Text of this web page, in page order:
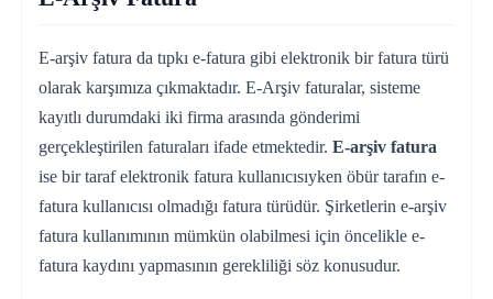
E-arşiv fatura da tıpkı e-fatura gibi elektronik bir fatura türü
olarak karşımıza çıkmaktadır. E-Arşiv faturalar, sisteme
kayıtlı durumdaki iki firma arasında gönderimi
gerçekleştirilen faturaları ifade etmektedir. E-arşiv fatura
ise bir taraf elektronik fatura kullanıcısıyken öbür tarafın e-
fatura kullanıcısı olmadığı fatura türüdür. Şirketlerin e-arşiv
fatura kullanımının mümkün olabilmesi için öncelikle e-
fatura kaydını yapmasının gerekliliği söz konusudur.